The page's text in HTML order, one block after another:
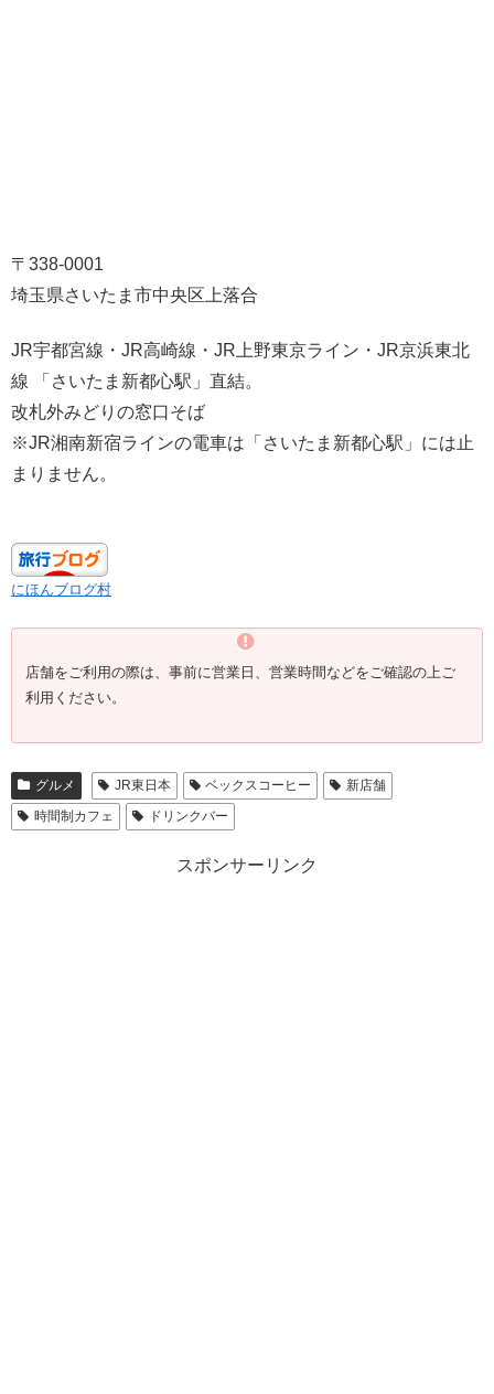
〒338-0001
埼玉県さいたま市中央区上落合
JR宇都宮線・JR高崎線・JR上野東京ライン・JR京浜東北
線 「さいたま新都心駅」直結。
改札外みどりの窓口そば
※JR湘南新宿ラインの電車は「さいたま新都心駅」には止
まりません。
にほんブログ村
店舗をご利用の際は、事前に営業日、営業時間などをご確認の上ご
利用ください。
グルメ JR東日本 ベックスコーヒー
新店舗
時間制カフェ
ドリンクバー
スポンサーリンク